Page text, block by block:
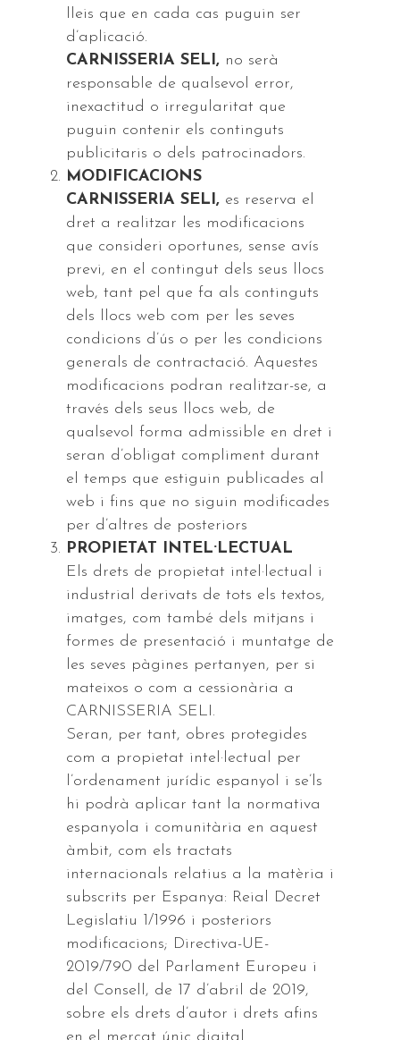
lleis que en cada cas puguin ser
d’aplicació.
CARNISSERIA SELI, no serà
responsable de qualsevol error,
inexactitud o irregularitat que
puguin contenir els continguts
publicitaris o dels patrocinadors.
MODIFICACIONS
CARNISSERIA SELI, es reserva el
dret a realitzar les modificacions
que consideri oportunes, sense avís
previ, en el contingut dels seus llocs
web, tant pel que fa als continguts
dels llocs web com per les seves
condicions d’ús o per les condicions
generals de contractació. Aquestes
modificacions podran realitzar-se, a
través dels seus llocs web, de
qualsevol forma admissible en dret i
seran d’obligat compliment durant
el temps que estiguin publicades al
web i fins que no siguin modificades
per d’altres de posteriors
PROPIETAT INTEL·LECTUAL
Els drets de propietat intel·lectual i
industrial derivats de tots els textos,
imatges, com també dels mitjans i
formes de presentació i muntatge de
les seves pàgines pertanyen, per si
mateixos o com a cessionària a
CARNISSERIA SELI.
Seran, per tant, obres protegides
com a propietat intel·lectual per
l’ordenament jurídic espanyol i se’ls
hi podrà aplicar tant la normativa
espanyola i comunitària en aquest
àmbit, com els tractats
internacionals relatius a la matèria i
subscrits per Espanya: Reial Decret
Legislatiu 1/1996 i posteriors
modificacions; Directiva-UE-
2019/790 del Parlament Europeu i
del Consell, de 17 d’abril de 2019,
sobre els drets d’autor i drets afins